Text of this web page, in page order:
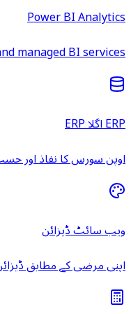
Power BI Analytics
managed BI services.
ERP اگلا ERP
اوپن سورس کا نفاذ اور
ویب سائٹ ڈیزائن
اپنی مرضی کے مطابق